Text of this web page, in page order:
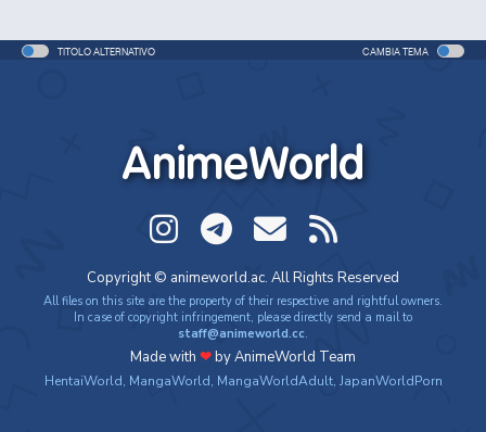
One Piece: Le avventure del detective Cappello di
Special - 2005 - 42 min/ep
One Piece Movie 07: Karakuri-jou no Mecha Kyohei
Movie - 2006 - 1h e 34 min/ep
One Piece Movie 07: Karakuri-jou no Mecha Kyohei
(ITA)
TITOLO ALTERNATIVO CAMBIA TEMA
AnimeWorld
Copyright © animeworld.ac. All Rights Reserved
All files on this site are the property of their respective and rightful owners.
In case of copyright infringement, please directly send a mail to
staff@animeworld.cc.
Made with ❤by AnimeWorld Team
HentaiWorld, MangaWorld, MangaWorldAdult, JapanWorldPorn